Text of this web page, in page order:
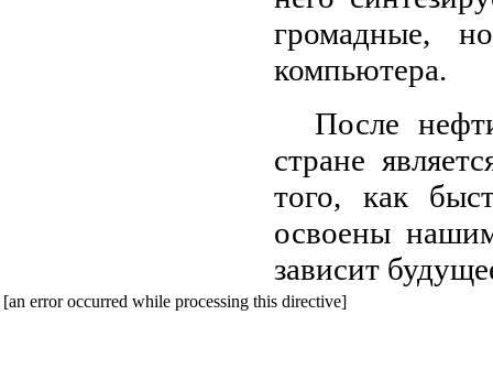
громадные,
компьютера.
После
стране
того, как
освоены
зависит
[an error occurred while processing this directive]